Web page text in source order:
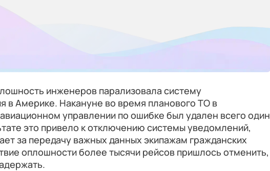
инженеров парализовала систему
в Америке. Накануне во время планового ТО в
управлении по ошибке был удален всего один
это привело к отключению системы уведомлений,
за передачу важных данных экипажам гражданских
оплошности более тысячи рейсов пришлось отменить,